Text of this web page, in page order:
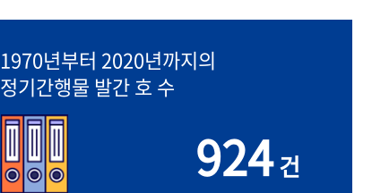
1970년부터 2020년까지의
정기간행물 발간 호 수
924건